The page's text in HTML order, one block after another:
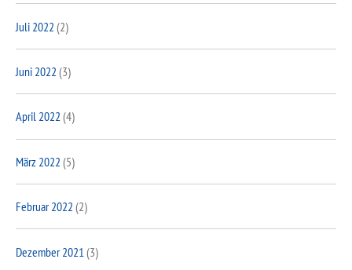
Juli 2022 (2)
Juni 2022 (3)
April 2022 (4)
März 2022 (5)
Februar 2022 (2)
Dezember 2021 (3)